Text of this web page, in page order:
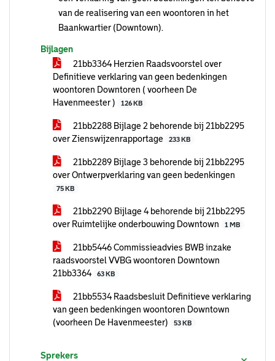
van de realisering van een woontoren in het
Baankwartier (Downtown).
Bijlagen
21bb3364 Herzien Raadsvoorstel over
Definitieve verklaring van geen bedenkingen
woontoren Downtoren ( voorheen De
Havenmeester )
126 KB
21bb2288 Bijlage 2 behorende bij 21bb2295
over Zienswijzenrapportage
233 KB
21bb2289 Bijlage 3 behorende bij 21bb2295
over Ontwerpverklaring van geen bedenkingen
75 KB
21bb2290 Bijlage 4 behorende bij 21bb2295
over Ruimtelijke onderbouwing Downtown
1 MB
21bb5446 Commissieadvies BWB inzake
raadsvoorstel VVBG woontoren Downtown
21bb3364
63 KB
21bb5534 Raadsbesluit Definitieve verklaring
van geen bedenkingen woontoren Downtown
(voorheen De Havenmeester)
53 KB
Sprekers